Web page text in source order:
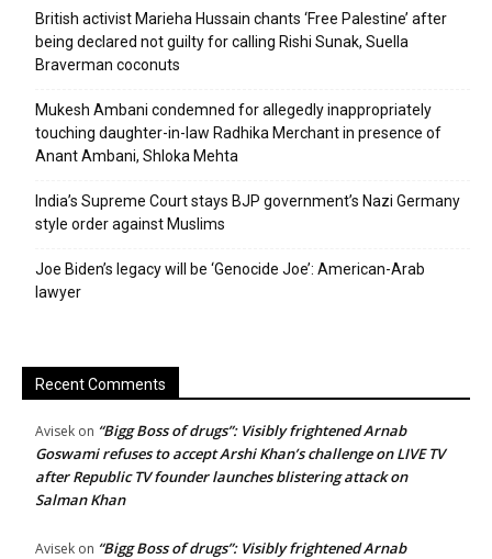
British activist Marieha Hussain chants ‘Free Palestine’ after
being declared not guilty for calling Rishi Sunak, Suella
Braverman coconuts
Mukesh Ambani condemned for allegedly inappropriately
touching daughter-in-law Radhika Merchant in presence of
Anant Ambani, Shloka Mehta
India’s Supreme Court stays BJP government’s Nazi Germany
style order against Muslims
Joe Biden’s legacy will be ‘Genocide Joe’: American-Arab
lawyer
Recent Comments
Avisek on “Bigg Boss of drugs”: Visibly frightened Arnab
Goswami refuses to accept Arshi Khan’s challenge on LIVE TV
after Republic TV founder launches blistering attack on
Salman Khan
Avisek on “Bigg Boss of drugs”: Visibly frightened Arnab